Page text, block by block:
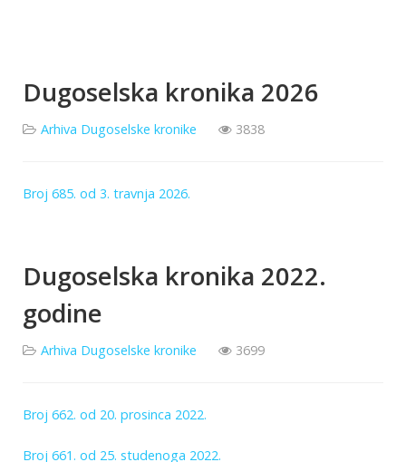
Dugoselska kronika 2026
Arhiva Dugoselske kronike 3838
Broj 685. od 3. travnja 2026.
Dugoselska kronika 2022.
godine
Arhiva Dugoselske kronike 3699
Broj 662. od 20. prosinca 2022.
Broj 661. od 25. studenoga 2022.